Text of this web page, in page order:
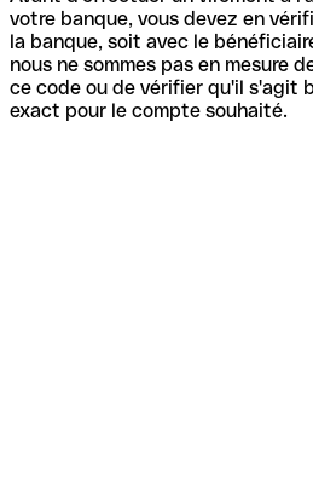
votre banque, vous devez en
la banque, soit avec le
nous ne sommes pas en mesure
ce code ou de vérifier qu'il s'agit
exact pour le compte souhaité.